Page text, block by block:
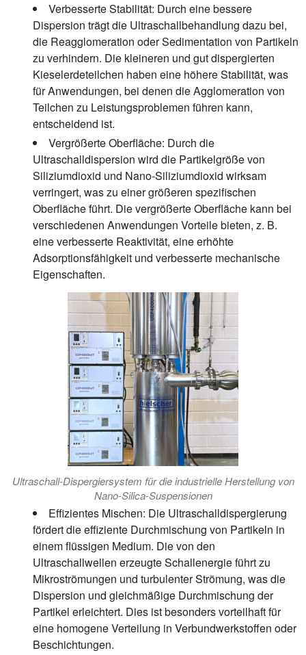
Verbesserte Stabilität: Durch eine bessere
Dispersion trägt die Ultraschallbehandlung dazu bei,
die Reagglomeration oder Sedimentation von Partikeln
zu verhindern. Die kleineren und gut dispergierten
Kieselerdeteilchen haben eine höhere Stabilität, was
für Anwendungen, bei denen die Agglomeration von
Teilchen zu Leistungsproblemen führen kann,
entscheidend ist.
Vergrößerte Oberfläche: Durch die
Ultraschalldispersion wird die Partikelgröße von
Siliziumdioxid und Nano-Siliziumdioxid wirksam
verringert, was zu einer größeren spezifischen
Oberfläche führt. Die vergrößerte Oberfläche kann bei
verschiedenen Anwendungen Vorteile bieten, z. B.
eine verbesserte Reaktivität, eine erhöhte
Adsorptionsfähigkeit und verbesserte mechanische
Eigenschaften.
Ultraschall-Dispergiersystem für die industrielle Herstellung von
Nano-Silica-Suspensionen
Effizientes Mischen: Die Ultraschalldispergierung
fördert die effiziente Durchmischung von Partikeln in
einem flüssigen Medium. Die von den
Ultraschallwellen erzeugte Schallenergie führt zu
Mikroströmungen und turbulenter Strömung, was die
Dispersion und gleichmäßige Durchmischung der
Partikel erleichtert. Dies ist besonders vorteilhaft für
eine homogene Verteilung in Verbundwerkstoffen oder
Beschichtungen.